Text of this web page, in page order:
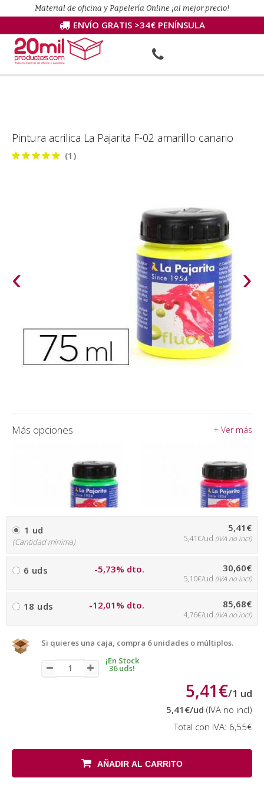
Material de oficina y Papelería Online ¡al mejor precio!
ENVÍO GRATIS >34€ PENÍNSULA
Pintura acrilica La Pajarita F-02 amarillo canario
(1)
‹ ›
Más opciones + Ver más
1 ud
(Cantidad mínima)
5,41€
5,41€/ud (IVA no incl)
6 uds -5,73% dto. 30,60€
5,10€/ud (IVA no incl)
18 uds -12,01% dto. 85,68€
4,76€/ud (IVA no incl)
Si quieres una caja, compra 6 unidades o múltiplos.
¡En Stock
36 uds!
5,41€/1 ud
5,41€/ud (IVA no incl)
Total con IVA: 6,55€
AÑADIR AL CARRITO